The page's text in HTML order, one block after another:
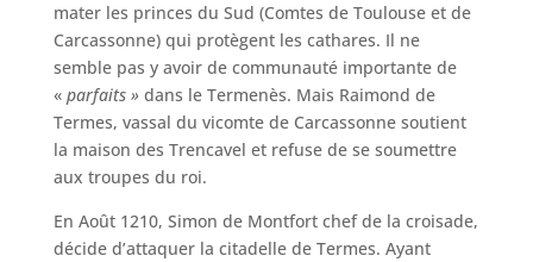
mater les princes du Sud (Comtes de Toulouse et de
Carcassonne) qui protègent les cathares. Il ne
semble pas y avoir de communauté importante de
« parfaits » dans le Termenès. Mais Raimond de
Termes, vassal du vicomte de Carcassonne soutient
la maison des Trencavel et refuse de se soumettre
aux troupes du roi.
En Août 1210, Simon de Montfort chef de la croisade,
décide d’attaquer la citadelle de Termes. Ayant